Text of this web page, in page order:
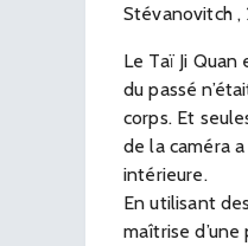
Stévanovitch
Le Taï Ji
du passé
corps. Et
de la caméra
intérieure.
En utilisant
maîtrise